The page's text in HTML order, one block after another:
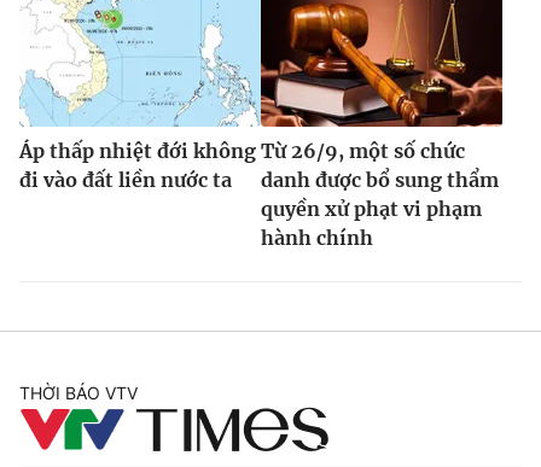
Áp thấp nhiệt đới không
đi vào đất liền nước ta
Từ 26/9, một số chức
danh được bổ sung thẩm
quyền xử phạt vi phạm
hành chính
THỜI BÁO VTV